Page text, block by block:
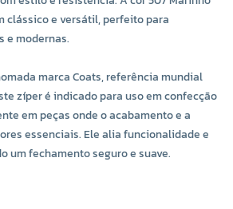
clássico e versátil, perfeito para
e modernas.
marca Coats, referência mundial
zíper é indicado para uso em confecção
em peças onde o acabamento e a
essenciais. Ele alia funcionalidade e
um fechamento seguro e suave.